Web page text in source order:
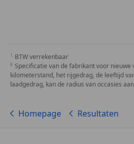
BTW verrekenbaar
Specificatie van de fabrikant voor nieuwe
kilometerstand, het rijgedrag, de leeftijd
laadgedrag, kan de radius van occasies
Homepage Resultaten